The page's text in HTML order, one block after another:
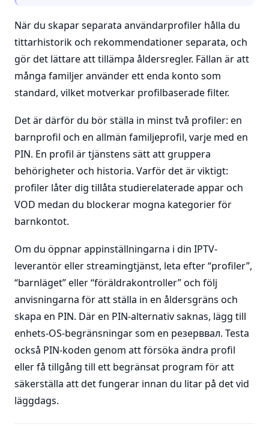
När du skapar separata användarprofiler hålla du
tittarhistorik och rekommendationer separata, och
gör det lättare att tillämpa åldersregler. Fällan är att
många familjer använder ett enda konto som
standard, vilket motverkar profilbaserade filter.
Det är därför du bör ställa in minst två profiler: en
barnprofil och en allmän familjeprofil, varje med en
PIN. En profil är tjänstens sätt att gruppera
behörigheter och historia. Varför det är viktigt:
profiler låter dig tillåta studierelaterade appar och
VOD medan du blockerar mogna kategorier för
barnkontot.
Om du öppnar appinställningarna i din IPTV-
leverantör eller streamingtjänst, leta efter “profiler”,
“barnläget” eller “föräldrakontroller” och följ
anvisningarna för att ställa in en åldersgräns och
skapa en PIN. Där en PIN-alternativ saknas, lägg till
enhets-OS-begränsningar som en резерввал. Testa
också PIN-koden genom att försöka ändra profil
eller få tillgång till ett begränsat program för att
säkerställa att det fungerar innan du litar på det vid
läggdags.